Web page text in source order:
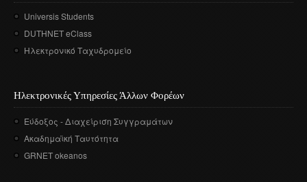
Universis Students
DUTHNET eClass
Ηλεκτρονικό Ταχυδρομείο
Ηλεκτρονικές Υπηρεσίες Άλλων Φορέων
Εύδοξος - Διαχείριση Συγγραμάτων
Ακαδημαϊκή Ταυτότητα
GRNET okeanos